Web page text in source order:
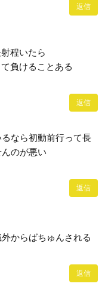
返信
程いたら
負けることある
返信
なら初動前行って長
のが悪い
返信
からばちゅんされる
返信